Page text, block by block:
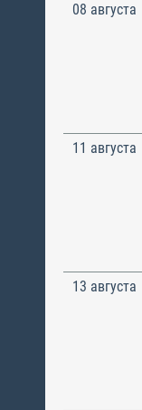
08 августа
11 августа
13 августа